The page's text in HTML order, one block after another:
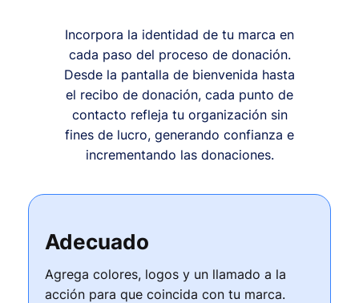
Incorpora la identidad de tu marca en
cada paso del proceso de donación.
Desde la pantalla de bienvenida hasta
el recibo de donación, cada punto de
contacto refleja tu organización sin
fines de lucro, generando confianza e
incrementando las donaciones.
Adecuado
Agrega colores, logos y un llamado a la
acción para que coincida con tu marca.